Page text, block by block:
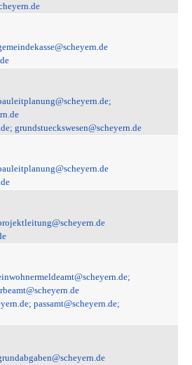
grundstueckswesen@scheyern.de
passamt@scheyern.de;